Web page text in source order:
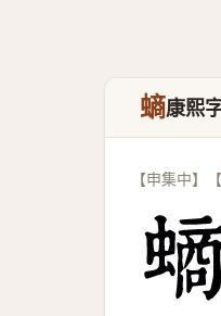
螪康熙
【申集中】